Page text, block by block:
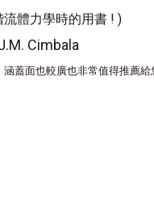
體力學時的用書 ! )
Cimbala
蓋面也較廣也非常值得推薦給